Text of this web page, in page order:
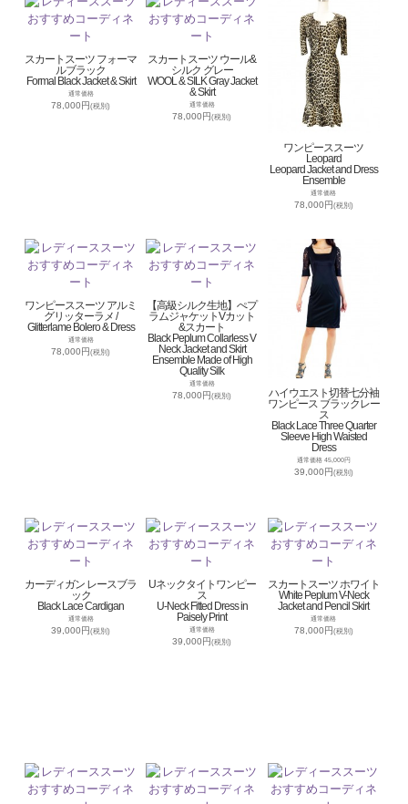
スカートスーツ フォーマ
ルブラック
Formal Black Jacket & Skirt
通常価格
78,000円(税別)
スカートスーツ ウール&
シルク グレー
WOOL & SILK Gray Jacket
& Skirt
通常価格
78,000円(税別)
ワンピーススーツ
Leopard
Leopard Jacket and Dress
Ensemble
通常価格
78,000円(税別)
ワンピーススーツ アルミ
グリッターラメ /
Glitterlame Bolero & Dress
通常価格
78,000円(税別)
【高級シルク生地】ぺプ
ラムジャケットVカット
&スカート
Black Peplum Collarless V
Neck Jacket and Skirt
Ensemble Made of High
Quality Silk
通常価格
78,000円(税別)
ハイウエスト切替七分袖
ワンピース ブラックレー
ス
Black Lace Three Quarter
Sleeve High Waisted
Dress
通常価格 45,000円
39,000円(税別)
カーディガン レースブラ
ック
Black Lace Cardigan
通常価格
39,000円(税別)
Uネックタイトワンピー
ス
U-Neck Fitted Dress in
Paisely Print
通常価格
39,000円(税別)
スカートスーツ ホワイト
White Peplum V-Neck
Jacket and Pencil Skirt
通常価格
78,000円(税別)